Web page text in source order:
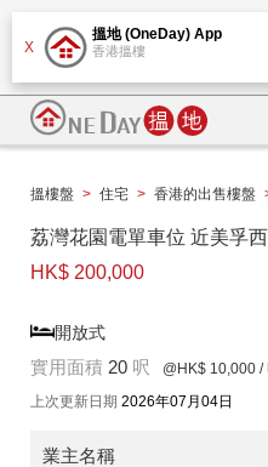
X
搵地 (OneDay) App
香港搵樓
搵樓盤 > 住宅 > 香港的出售樓盤
荔灣花園電單車位 近美孚
HK$ 200,000
開放式
實用面積 20 呎 @HK$ 10,000 /
上次更新日期 2026年07月04日
業主名稱